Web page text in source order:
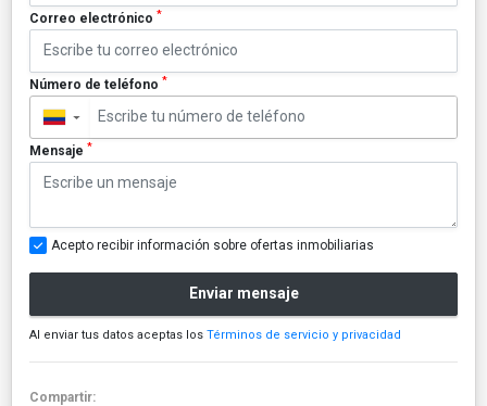
Correo electrónico *
Número de teléfono *
▼
Mensaje *
Acepto recibir información sobre ofertas inmobiliarias
Enviar mensaje
Al enviar tus datos aceptas los Términos de servicio y privacidad
Compartir: